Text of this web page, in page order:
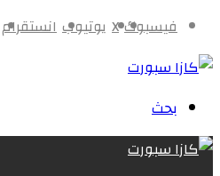
فيسبوك X يوتيوب انستقرام
بحث